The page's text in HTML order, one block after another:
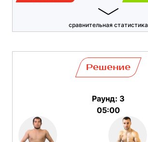
сравнительная статистика
Решение
Раунд: 3
05:00